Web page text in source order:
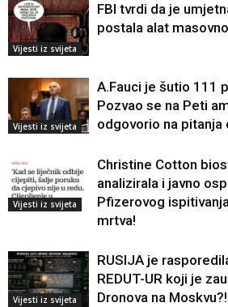
Vijesti iz svijeta
FBI tvrdi da je
postala alat
Vijesti iz svijeta
A.Fauci je šutio 111
Pozvao se na Peti
odgovorio na pitanja
Vijesti iz svijeta
Christine Cotton
analizirala i javno
Pfizerovog
mrtva!
Vijesti iz svijeta
RUSIJA je
REDUT-UR koji je
Dronova na Moskvu?!